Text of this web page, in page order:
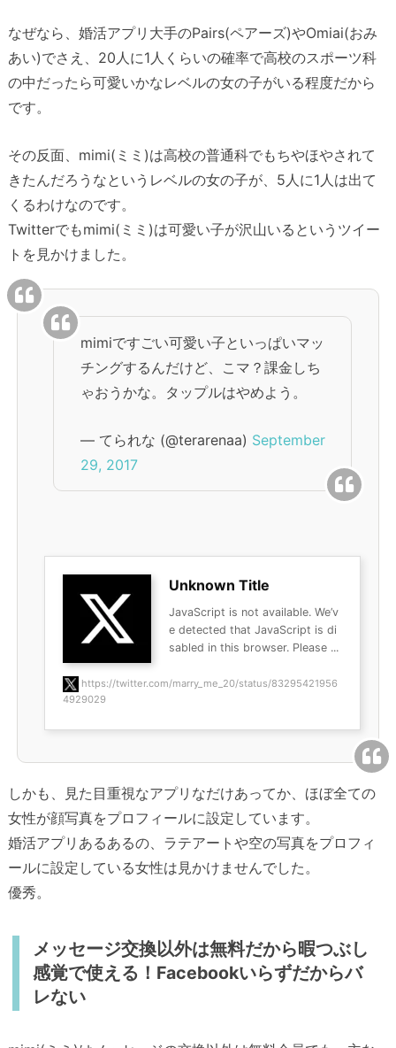
なぜなら、婚活アプリ大手のPairs(ペアーズ)やOmiai(おみ
あい)でさえ、20人に1人くらいの確率で高校のスポーツ科
の中だったら可愛いかなレベルの女の子がいる程度だから
です。
その反面、mimi(ミミ)は高校の普通科でもちやほやされて
きたんだろうなというレベルの女の子が、5人に1人は出て
くるわけなのです。
Twitterでもmimi(ミミ)は可愛い子が沢山いるというツイー
トを見かけました。
mimiですごい可愛い子といっぱいマッ
チングするんだけど、こマ？課金しち
ゃおうかな。タップルはやめよう。
— てられな (@terarenaa) September
29, 2017
Unknown Title
JavaScript is not available. We’v
e detected that JavaScript is di
sabled in this browser. Please ...
https://twitter.com/marry_me_20/status/83295421956
4929029
しかも、見た目重視なアプリなだけあってか、ほぼ全ての
女性が顔写真をプロフィールに設定しています。
婚活アプリあるあるの、ラテアートや空の写真をプロフィ
ールに設定している女性は見かけませんでした。
優秀。
メッセージ交換以外は無料だから暇つぶし
感覚で使える！Facebookいらずだからバ
レない